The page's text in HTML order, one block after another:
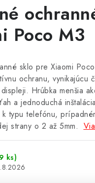
Poco M3
sklo pre Xiaomi
ochranu, vynikajúcu
Hrúbka menšia
a jednoduchá
typu telefónu,
strany o 2 až 5mm.
ks)